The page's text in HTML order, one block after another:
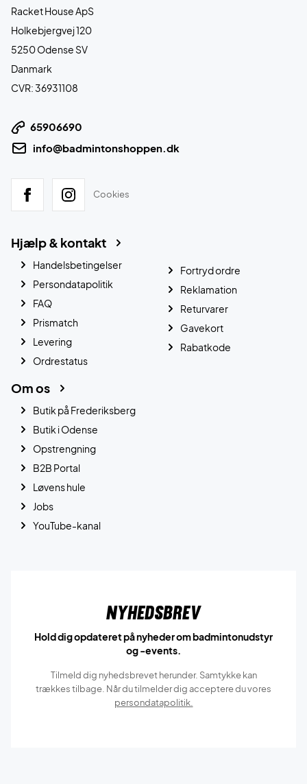
Racket House ApS
Holkebjergvej 120
5250 Odense SV
Danmark
CVR: 36931108
65906690
info@badmintonshoppen.dk
Cookies
Hjælp & kontakt
Handelsbetingelser
Persondatapolitik
FAQ
Prismatch
Levering
Ordrestatus
Fortryd ordre
Reklamation
Returvarer
Gavekort
Rabatkode
Om os
Butik på Frederiksberg
Butik i Odense
Opstrengning
B2B Portal
Løvens hule
Jobs
YouTube-kanal
Nyhedsbrev
Hold dig opdateret på nyheder om badmintonudstyr
og -events.
Tilmeld dig nyhedsbrevet herunder. Samtykke kan
trækkes tilbage. Når du tilmelder dig acceptere du vores
persondatapolitik.